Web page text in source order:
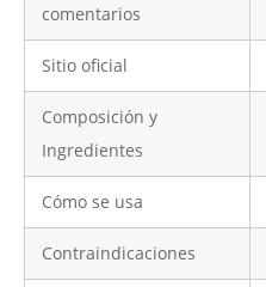
comentarios
Sitio oficial
Composición y
Ingredientes
Cómo se usa
Contraindicaciones